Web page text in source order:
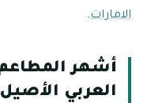
الامارات.
أشهر
العربي